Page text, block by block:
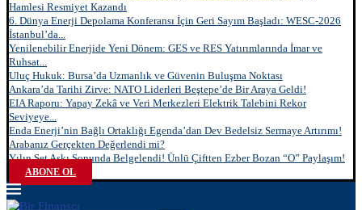
Hamlesi Resmiyet Kazandı
6. Dünya Enerji Depolama Konferansı İçin Geri Sayım Başladı: WESC-2026
İstanbul’da...
Yenilenebilir Enerjide Yeni Dönem: GES ve RES Yatırımlarında İmar ve
Ruhsat...
Uluç Hukuk: Bursa’da Uzmanlık ve Güvenin Buluşma Noktası
Ankara’da Tarihi Zirve: NATO Liderleri Beştepe’de Bir Araya Geldi!
EIA Raporu: Yapay Zekâ ve Veri Merkezleri Elektrik Talebini Rekor
Seviyeye...
Enda Enerji’nin Bağlı Ortaklığı Egenda’dan Dev Bedelsiz Sermaye Artırımı!
Arabanız Gerçekten Değerlendi mi?
Yılın Set Aşkı Sonunda Belgelendi! Ünlü Çiftten Ezber Bozan “O” Paylaşım!
ABONE OL